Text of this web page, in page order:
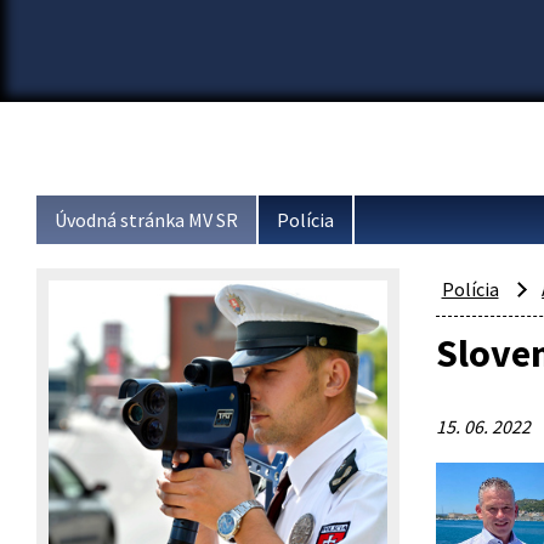
Úvodná stránka MV SR Polícia
Polícia
15. 06. 2022